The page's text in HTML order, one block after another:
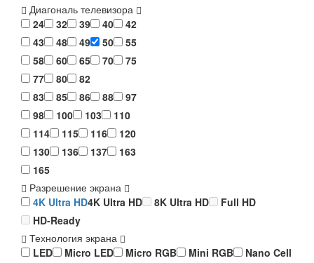
Диагональ телевизора
24
32 39 40
42
43
48 49 50
55
58
60 65 70
75
77
80
82
83
85 86 88
97
98
100 103
110
114
115 116
120
130
136 137
163
165
Разрешение экрана
4K Ultra HD4K Ultra HD 8K Ultra HD
Full HD
HD-Ready
Технология экрана
LED
Micro LED Micro RGB Mini RGB
Nano Cell